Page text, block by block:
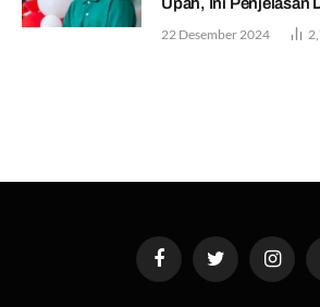
22 Desember 2024
FacebookTwitter